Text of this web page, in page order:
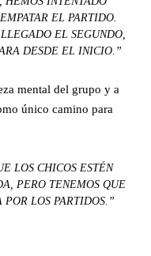
EL PARTIDO.
EL SEGUNDO,
DESDE EL INICIO.”
mental del grupo y a
único camino para
LOS CHICOS ESTÉN
PERO TENEMOS QUE
LOS PARTIDOS.”